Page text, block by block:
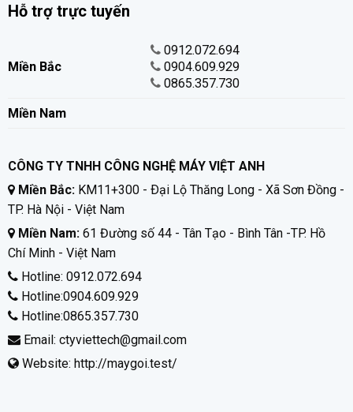
Hỗ trợ trực tuyến
Miền Bắc
0912.072.694
0904.609.929
0865.357.730
Miền Nam
CÔNG TY TNHH CÔNG NGHỆ MÁY VIỆT ANH
Miền Bắc:KM11+300 - Ðại Lộ Thăng Long - Xã Sơn Đồng -
TP. Hà Nội - Việt Nam
Miền Nam:61 Đường số 44 - Tân Tạo - Bình Tân -TP. Hồ
Chí Minh - Việt Nam
Hotline: 0912.072.694
Hotline:0904.609.929
Hotline:0865.357.730
Email: ctyviettech@gmail.com
Website: http://maygoi.test/